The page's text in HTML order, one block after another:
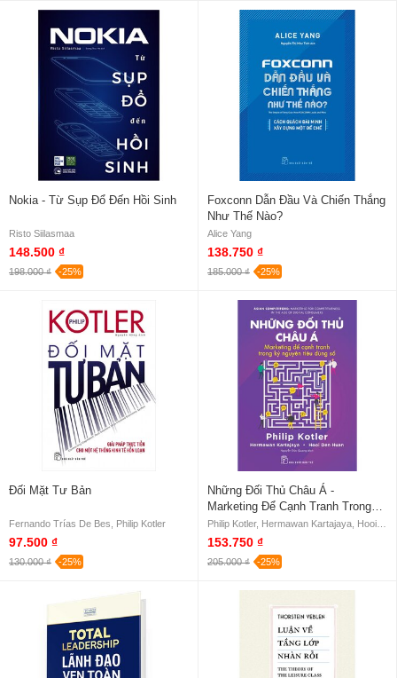
Nokia - Từ Sụp Đổ Đến Hồi Sinh
Risto Siilasmaa
148.500 ₫
198.000 ₫ -25%
Foxconn Dẫn Đầu Và Chiến Thắng
Như Thế Nào?
Alice Yang
138.750 ₫
185.000 ₫ -25%
Đối Mặt Tư Bản
Fernando Trías De Bes, Philip Kotler
97.500 ₫
130.000 ₫ -25%
Những Đối Thủ Châu Á -
Marketing Để Cạnh Tranh Trong
Kỷ Nguyên Tiêu Dùng Số
153.750 ₫
205.000 ₫ -25%